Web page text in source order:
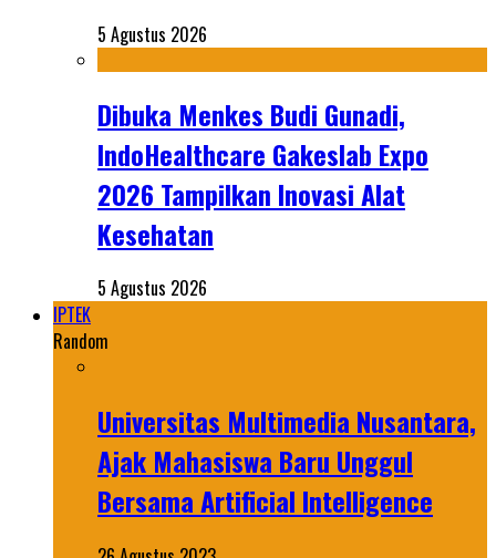
5 Agustus 2026
Dibuka Menkes Budi Gunadi,
IndoHealthcare Gakeslab Expo
2026 Tampilkan Inovasi Alat
Kesehatan
5 Agustus 2026
IPTEK
Random
Universitas Multimedia Nusantara,
Ajak Mahasiswa Baru Unggul
Bersama Artificial Intelligence